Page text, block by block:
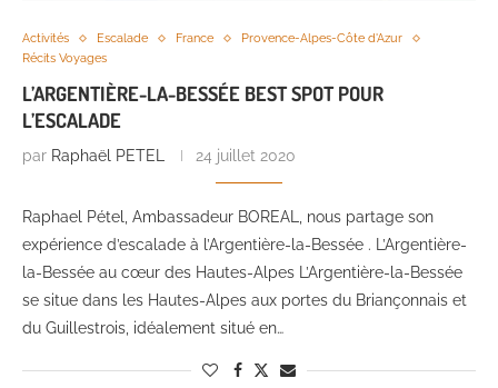
Activités Escalade France
Provence-Alpes-Côte d'Azur
Récits Voyages
L’ARGENTIÈRE-LA-BESSÉE BEST SPOT POUR
L’ESCALADE
par Raphaël PETEL 24 juillet 2020
Raphael Pétel, Ambassadeur BOREAL, nous partage son
expérience d’escalade à l’Argentière-la-Bessée . L’Argentière-
la-Bessée au cœur des Hautes-Alpes L’Argentière-la-Bessée
se situe dans les Hautes-Alpes aux portes du Briançonnais et
du Guillestrois, idéalement situé en…